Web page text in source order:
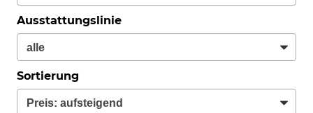
Ausstattungslinie
Sortierung